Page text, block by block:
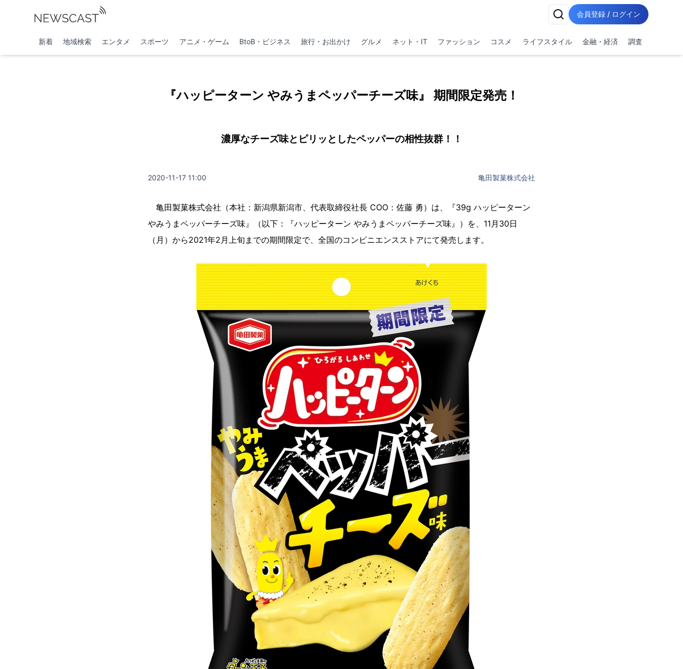
会員登録 / ログイン
新着 地域検索 エンタメ スポーツ アニメ・ゲーム BtoB・ビジネス 旅行・お出かけ グルメ ネット・IT ファッション コスメ ライフスタイル 金融・経済 調査
『ハッピーターン やみうまペッパーチーズ味』 期間限定発売！
濃厚なチーズ味とピリッとしたペッパーの相性抜群！！
2020-11-17 11:00 亀田製菓株式会社
亀田製菓株式会社（本社：新潟県新潟市、代表取締役社長 COO：佐藤 勇）は、『39g ハッピーターン
やみうまペッパーチーズ味』（以下：『ハッピーターン やみうまペッパーチーズ味』）を、11月30日
（月）から2021年2月上旬までの期間限定で、全国のコンビニエンスストアにて発売します。